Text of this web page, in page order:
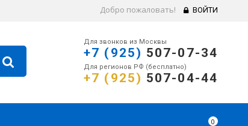
Добро пожаловать! ВОЙТИ
Для звонков из Москвы
+7 (925) 507-07-34
Для регионов РФ (бесплатно)
+7 (925) 507-04-44
0